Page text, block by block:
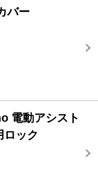
バー
電動アシスト
ロック